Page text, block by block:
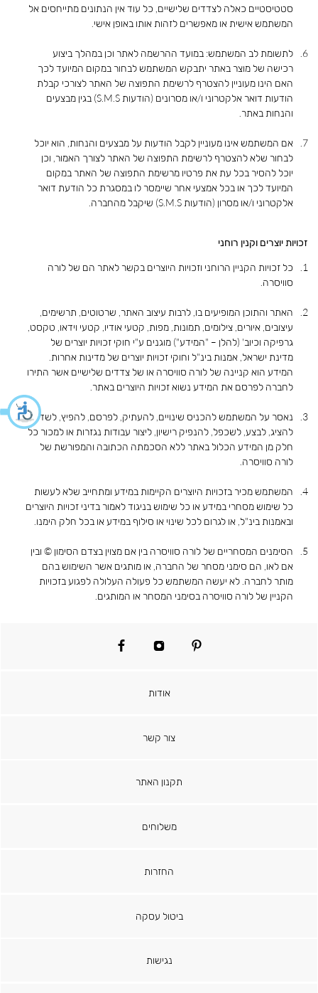
סטטיסטיים כאלה לצדדים שלישיים, כל עוד אין הנתונים מתייחסים אל
המשתמש אישית או מאפשרים לזהות אותו באופן אישי.
לתשומת לב המשתמש: במועד ההרשמה לאתר וכן במהלך ביצוע
רכישה של מוצר באתר יתבקש המשתמש לבחור במקום המיועד לכך
האם הינו מעוניין להצטרף לרשימת התפוצה של האתר לצורכי קבלת
הודעות דואר אלקטרוני ו/או מסרונים (הודעות S.M.S) בגין מבצעים
והנחות באתר.
אם המשתמש אינו מעוניין לקבל הודעות על מבצעים והנחות, הוא יוכל
לבחור שלא להצטרף לרשימת התפוצה של האתר לצורך האמור, וכן
יוכל להסיר בכל עת את פרטיו מרשימת התפוצה של האתר במקום
המיועד לכך או בכל אמצעי אחר שיימסר לו במסגרת כל הודעת דואר
אלקטרוני ו/או מסרון (הודעות S.M.S) שיקבל מהחברה.
זכויות יוצרים וקנין רוחני
כל זכויות הקניין הרוחני וזכויות היוצרים בקשר לאתר הם של לורה
סוויסרה.
האתר והתוכן המופיעים בו, לרבות עיצוב האתר, שרטוטים, תרשימים,
עיצובים, איורים, צילומים, תמונות, מפות, קטעי אודיו, קטעי וידאו, טקסט,
גרפיקה וכיוב' (להלן – "המידע") מוגנים ע"י חוקי זכויות יוצרים של
מדינת ישראל, אמנות בינ"ל וחוקי זכויות יוצרים של מדינות אחרות.
המידע הוא קניינה של לורה סוויסרה או של צדדים שלישיים אשר התירו
לחברה לפרסם את המידע נשוא זכויות היוצרים באתר.
נאסר על המשתמש להכניס שינויים, להעתיק, לפרסם, להפיץ, לשדר,
להציג, לבצע, לשכפל, להנפיק רישיון, ליצור עבודות נגזרות או למכור כל
חלק מן המידע הכלול באתר ללא הסכמתה הכתובה והמפורשת של
לורה סוויסרה.
המשתמש מכיר בזכויות היוצרים הקיימות במידע ומתחייב שלא לעשות
כל שימוש מסחרי במידע או כל שימוש בניגוד לאמור בדיני זכויות היוצרים
ובאמנות בינ"ל, או לגרום לכל שינוי או סילוף במידע או בכל חלק הימנו.
הסימנים המסחריים של לורה סוויסרה בין אם מצוין בצדם הסימון © ובין
אם לאו, הם סימני מסחר של החברה, או מותגים אשר השימוש בהם
מותר לחברה. לא יעשה המשתמש כל פעולה העלולה לפגוע בזכויות
הקניין של לורה סוויסרה בסימני המסחר או המותגים.
pinterest
instagram
facebook
אודות
צור קשר
תקנון האתר
משלוחים
החזרות
ביטול עסקה
נגישות